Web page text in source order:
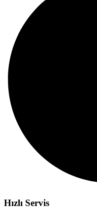
Hızlı Servis